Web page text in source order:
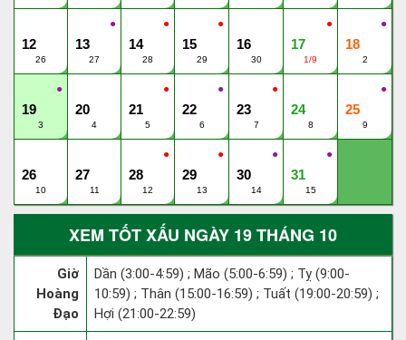
12
26
●
13
27
●
14
28
●
15
29
16
30
●
17
1/9
●
18
2
●
19
3
20
4
●
21
5
●
22
6
●
23
7
24
8
●
25
9
26
10
27
11
●
28
12
●
29
13
●
30
14
●
31
15
XEM TỐT XẤU NGÀY 19 THÁNG 10
Giờ
Hoàng
Đạo
Dần (3:00-4:59) ; Mão (5:00-6:59) ; Tỵ (9:00-
10:59) ; Thân (15:00-16:59) ; Tuất (19:00-20:59) ;
Hợi (21:00-22:59)